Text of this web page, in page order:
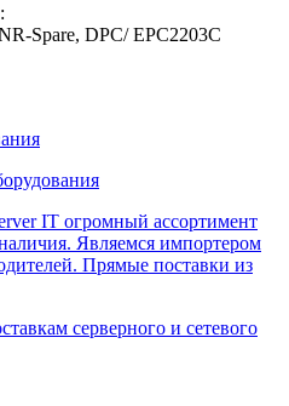
Spare, DPC/ EPC2203C
IT огромный ассортимент
Являемся импортером
Прямые поставки из